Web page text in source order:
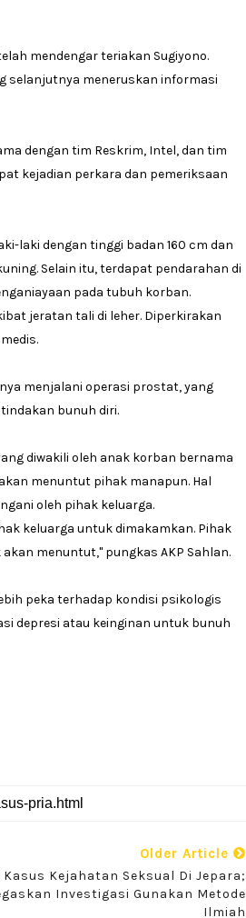
mendengar teriakan Sugiyono.
selanjutnya meneruskan informasi
dengan tim Reskrim, Intel, dan tim
kejadian perkara dan pemeriksaan
laki dengan tinggi badan 160 cm dan
Selain itu, terdapat pendarahan di
pada tubuh korban.
jeratan tali di leher. Diperkirakan
menjalani operasi prostat, yang
bunuh diri.
diwakili oleh anak korban bernama
menuntut pihak manapun. Hal
oleh pihak keluarga.
keluarga untuk dimakamkan. Pihak
menuntut," pungkas AKP Sahlan.
peka terhadap kondisi psikologis
depresi atau keinginan untuk bunuh
Older Article
Kasus Kejahatan Seksual Di Jepara;
Investigasi Gunakan Metode
Ilmiah